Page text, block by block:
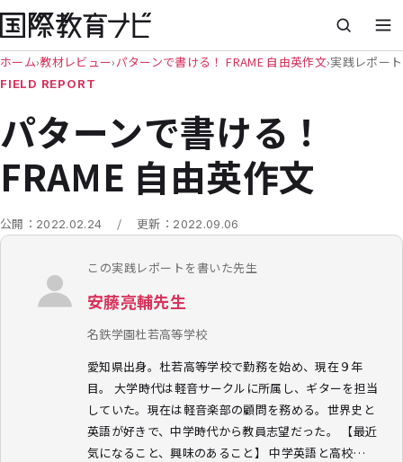
ホーム›教材レビュー›パターンで書ける！ FRAME 自由英作文›実践レポート
FIELD REPORT
パターンで書ける！
FRAME 自由英作文
公開： 2022.02.24 / 更新： 2022.09.06
この実践レポートを書いた先生
安藤亮輔先生
名鉄学園杜若高等学校
愛知県出身。杜若高等学校で勤務を始め、現在９年
目。 大学時代は軽音サークルに所属し、ギターを担当
していた。現在は軽音楽部の顧問を務める。世界史と
英語が好きで、中学時代から教員志望だった。 【最近
気になること、興味のあること】 中学英語と高校…